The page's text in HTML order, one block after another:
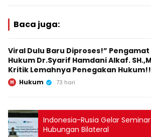
Baca juga:
Viral Dulu Baru Diproses!” Pengamat
Hukum Dr.Syarif Hamdani Alkaf.
Kritik Lemahnya Penegakan Hukum!!
H Hukum 73 hari
Indonesia-Rusia Gelar
Hubungan Bilateral